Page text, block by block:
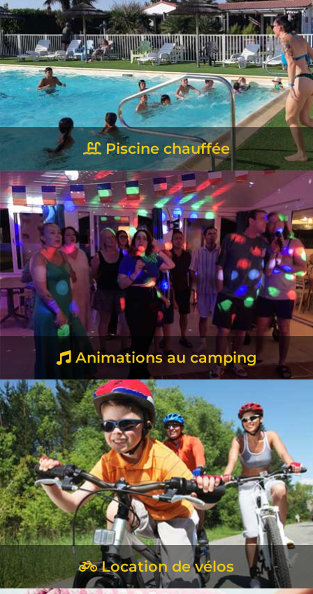
Piscine chauffée
EN SAVOIR +
Animations au camping
EN SAVOIR +
Location de vélos